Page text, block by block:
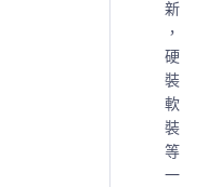
新
，
硬
裝
軟
裝
等
一